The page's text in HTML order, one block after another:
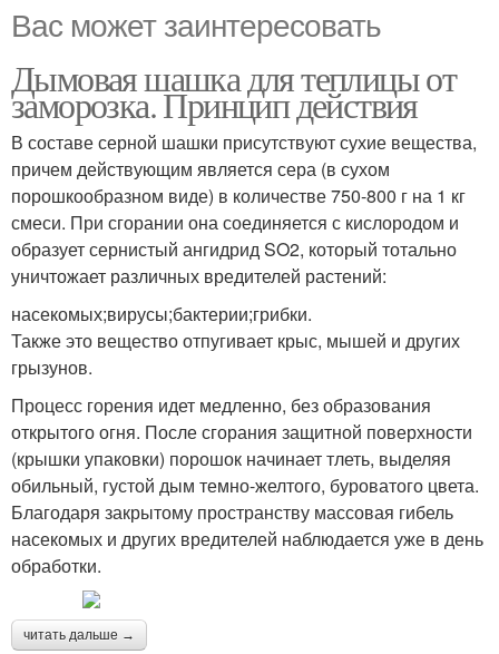
Вас может заинтересовать
Дымовая шашка для теплицы от
заморозка. Принцип действия
В составе серной шашки присутствуют сухие вещества,
причем действующим является сера (в сухом
порошкообразном виде) в количестве 750-800 г на 1 кг
смеси. При сгорании она соединяется с кислородом и
образует сернистый ангидрид SO2, который тотально
уничтожает различных вредителей растений:
насекомых;вирусы;бактерии;грибки.
Также это вещество отпугивает крыс, мышей и других
грызунов.
Процесс горения идет медленно, без образования
открытого огня. После сгорания защитной поверхности
(крышки упаковки) порошок начинает тлеть, выделяя
обильный, густой дым темно-желтого, буроватого цвета.
Благодаря закрытому пространству массовая гибель
насекомых и других вредителей наблюдается уже в день
обработки.
читать дальше →